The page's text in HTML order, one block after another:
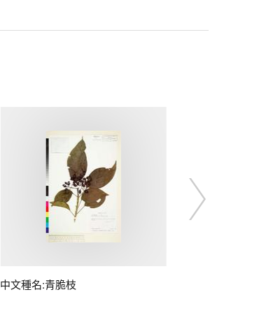
中文種名:青脆枝